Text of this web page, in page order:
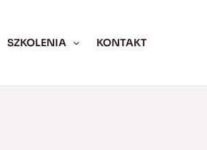
SZKOLENIA KONTAKT